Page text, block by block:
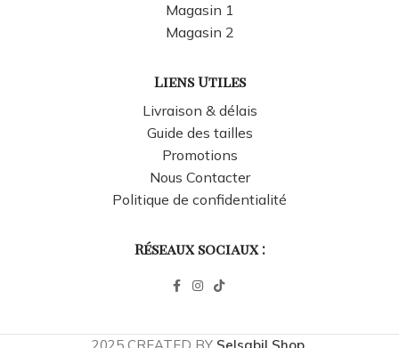
Magasin 1
Magasin 2
Liens Utiles
Livraison & délais
Guide des tailles
Promotions
Nous Contacter
Politique de confidentialité
Réseaux sociaux :